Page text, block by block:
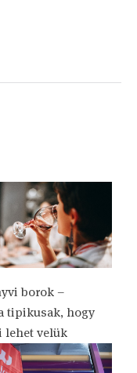
borok –
tipikusak, hogy
lehet velük